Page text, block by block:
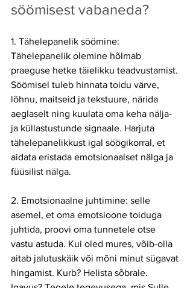
söömisest vabaneda?
1. Tähelepanelik söömine:
Tähelepanelik olemine hõlmab
praeguse hetke täielikku teadvustamist.
Söömisel tuleb hinnata toidu värve,
lõhnu, maitseid ja tekstuure, närida
aeglaselt ning kuulata oma keha nälja-
ja küllastustunde signaale. Harjuta
tähelepanelikkust igal söögikorral, et
aidata eristada emotsionaalset nälga ja
füüsilist nälga.
2. Emotsionaalne juhtimine: selle
asemel, et oma emotsioone toiduga
juhtida, proovi oma tunnetele otse
vastu astuda. Kui oled mures, võib-olla
aitab jalutuskäik või mõni minut sügavat
hingamist. Kurb? Helista sõbrale.